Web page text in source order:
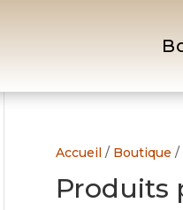
Accueil/ Boutique /
Produits